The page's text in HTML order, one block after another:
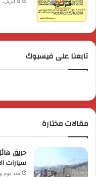
تابعنا على فيسبوك
مقالات مختارة
حريق
سيارات
منذ يوم